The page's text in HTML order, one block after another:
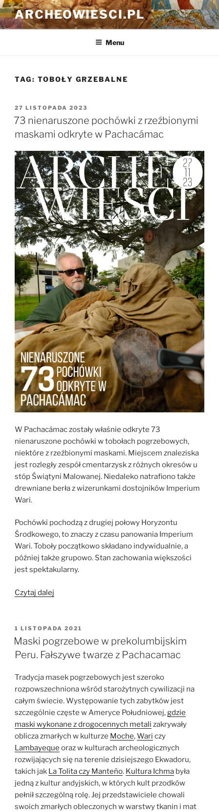
Przejdź
do
treści
ARCHEOWIESCI.PL
Menu
TAG: TOBOŁY GRZEBALNE
OPUBLIKOWANE
W
27 LISTOPADA 2023
73 nienaruszone pochówki z rzeźbionymi
maskami odkryte w Pachacámac
W Pachacámac zostały właśnie odkryte 73
nienaruszone pochówki w tobołach pogrzebowych,
niektóre z rzeźbionymi maskami. Miejscem znaleziska
jest rozległy zespół cmentarzysk z różnych okresów u
stóp Świątyni Malowanej. Niedaleko natrafiono także
drewniane berła z wizerunkami dostojników Imperium
Wari.
Pochówki pochodzą z drugiej połowy Horyzontu
Środkowego, to znaczy z czasu panowania Imperium
Wari.Toboły początkowo składano indywidualnie, a
później także grupowo. Stan zachowania większości
jest spektakularny.
Czytaj dalej
z
rzeźbionymi
maskami
odkryte
w
Pachacámac”
OPUBLIKOWANE
W
1 LISTOPADA 2021
Maski pogrzebowe w prekolumbijskim
Peru. Fałszywe twarze z Pachacamac
Tradycja masek pogrzebowych jest szeroko
rozpowszechniona wśród starożytnych cywilizacji na
całym świecie. Występowanie tych zabytków jest
szczególnie częste w Ameryce Południowej,gdzie
maski wykonane z drogocennych metali zakrywały
oblicza zmarłych w kulturze Moche,Wari czy
Lambayeque oraz w kulturach archeologicznych
rozwijających się na terenie dzisiejszego Ekwadoru,
takich jak La Tolita czy Manteño. Kultura Ichma była
jedną z kultur andyjskich, w których kult przodków
pełnił szczególną rolę. Jej przedstawiciele chowali
swoich zmarłych obleczonych w warstwy tkanin i mat